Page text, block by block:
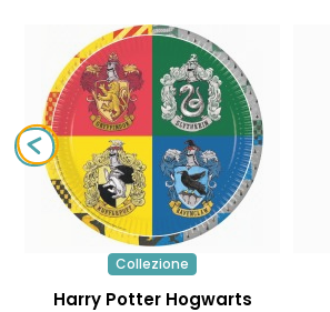
Collezione
Harry Potter Hogwarts